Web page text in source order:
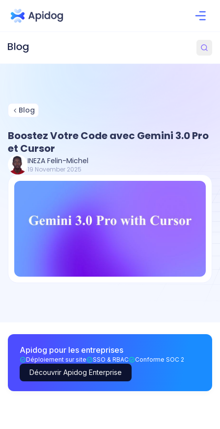
Blog
Boostez Votre Code avec Gemini 3.0 Pro
et Cursor
INEZA Felin-Michel
19 November 2025
Apidog pour les entreprises
Déploiement sur site SSO & RBAC Conforme SOC 2
Découvrir Apidog Enterprise